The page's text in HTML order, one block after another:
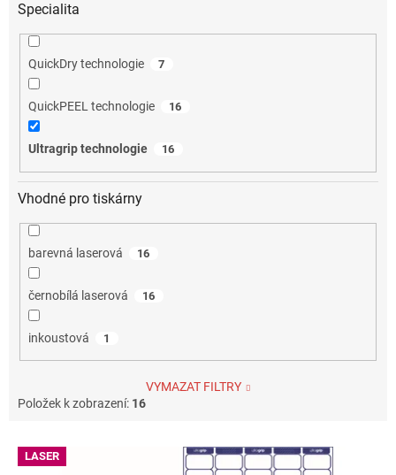
Specialita
QuickDry technologie 7
QuickPEEL technologie 16
Ultragrip technologie 16
Vhodné pro tiskárny
barevná laserová 16
černobílá laserová 16
inkoustová 1
VYMAZAT FILTRY
Položek k zobrazení: 16
V LASER